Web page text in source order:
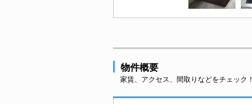
物件概要
家賃、アクセス、間取りなどをチェック！